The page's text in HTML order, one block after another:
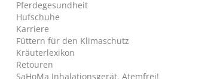
Pferdegesundheit
Hufschuhe
Karriere
Füttern für den Klimaschutz
Kräuterlexikon
Retouren
SaHoMa Inhalationsgerät. Atemfrei!